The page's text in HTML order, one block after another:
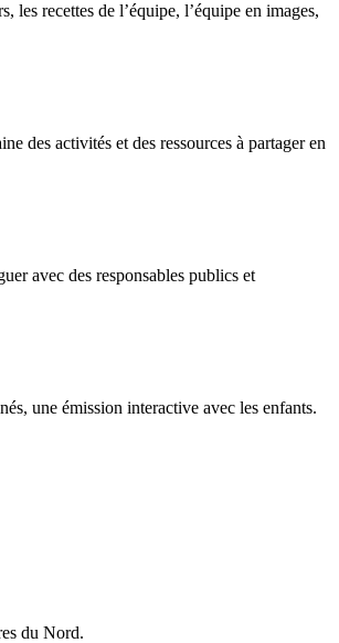
les recettes de l’équipe, l’équipe en images,
des activités et des ressources à partager en
avec des responsables publics et
une émission interactive avec les enfants.
du Nord.